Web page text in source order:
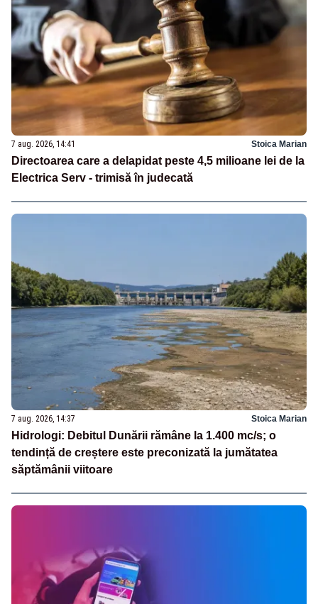
7 aug. 2026, 14:41 Stoica Marian
Directoarea care a delapidat peste 4,5 milioane lei de la
Electrica Serv - trimisă în judecată
7 aug. 2026, 14:37 Stoica Marian
Hidrologi: Debitul Dunării rămâne la 1.400 mc/s; o
tendință de creștere este preconizată la jumătatea
săptămânii viitoare